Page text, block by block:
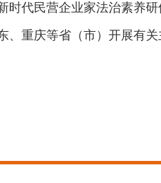
时代民营企业家法治素养
、重庆等省（市）开展有关